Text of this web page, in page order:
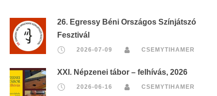
26. Egressy Béni Országos Színjátszó
Fesztivál
2026-07-09 CSEMYTIHAMER
XXI. Népzenei tábor – felhívás, 2026
2026-06-16 CSEMYTIHAMER